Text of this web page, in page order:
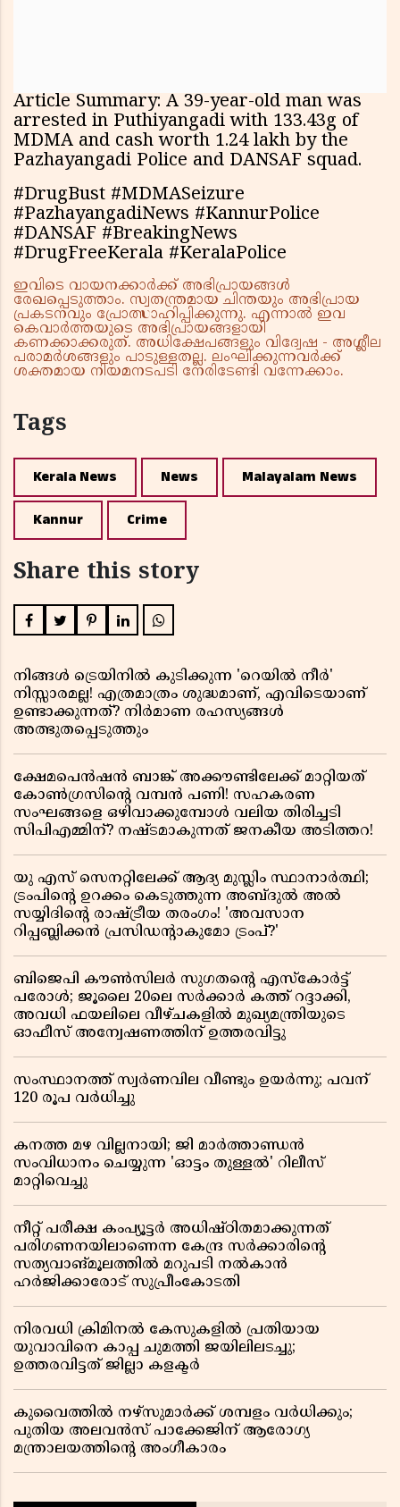
Article Summary: A 39-year-old man was
arrested in Puthiyangadi with 133.43g of
MDMA and cash worth ₹1.24 lakh by the
Pazhayangadi Police and DANSAF squad.
#DrugBust #MDMASeizure
#PazhayangadiNews #KannurPolice
#DANSAF #BreakingNews
#DrugFreeKerala #KeralaPolice
ഇവിടെ വായനക്കാർക്ക് അഭിപ്രായങ്ങൾ
രേഖപ്പെടുത്താം. സ്വതന്ത്രമായ ചിന്തയും അഭിപ്രായ
പ്രകടനവും പ്രോത്സാഹിപ്പിക്കുന്നു. എന്നാൽ ഇവ
കെവാർത്തയുടെ അഭിപ്രായങ്ങളായി
കണക്കാക്കരുത്. അധിക്ഷേപങ്ങളും വിദ്വേഷ - അശ്ലീല
പരാമർശങ്ങളും പാടുള്ളതല്ല. ലംഘിക്കുന്നവർക്ക്
ശക്തമായ നിയമനടപടി നേരിടേണ്ടി വന്നേക്കാം.
Tags
Kerala News News Malayalam News
Kannur Crime
Share this story
നിങ്ങൾ ട്രെയിനിൽ കുടിക്കുന്ന 'റെയിൽ നീർ'
നിസ്സാരമല്ല! എത്രമാത്രം ശുദ്ധമാണ്, എവിടെയാണ്
ഉണ്ടാക്കുന്നത്? നിർമാണ രഹസ്യങ്ങൾ
അത്ഭുതപ്പെടുത്തും
ക്ഷേമപെൻഷൻ ബാങ്ക് അക്കൗണ്ടിലേക്ക് മാറ്റിയത്
കോൺഗ്രസിന്റെ വമ്പൻ പണി! സഹകരണ
സംഘങ്ങളെ ഒഴിവാക്കുമ്പോൾ വലിയ തിരിച്ചടി
സിപിഎമ്മിന്? നഷ്ടമാകുന്നത് ജനകീയ അടിത്തറ!
യു എസ് സെനറ്റിലേക്ക് ആദ്യ മുസ്ലിം സ്ഥാനാർത്ഥി;
ട്രംപിന്റെ ഉറക്കം കെടുത്തുന്ന അബ്ദുൽ അൽ
സയ്യിദിന്റെ രാഷ്ട്രീയ തരംഗം! 'അവസാന
റിപ്പബ്ലിക്കൻ പ്രസിഡന്റാകുമോ ട്രംപ്?'
ബിജെപി കൗൺസിലർ സുഗതന്റെ എസ്‌കോർട്ട്
പരോൾ; ജൂലൈ 20ലെ സർക്കാർ കത്ത് റദ്ദാക്കി,
അവധി ഫയലിലെ വീഴ്ചകളിൽ മുഖ്യമന്ത്രിയുടെ
ഓഫീസ് അന്വേഷണത്തിന് ഉത്തരവിട്ടു
സംസ്ഥാനത്ത് സ്വര്‍ണവില വീണ്ടും ഉയർന്നു; പവന്
120 രൂപ വര്‍ധിച്ചു
കനത്ത മഴ വില്ലനായി; ജി മാർത്താണ്ഡൻ
സംവിധാനം ചെയ്യുന്ന 'ഓട്ടം തുള്ളൽ' റിലീസ്
മാറ്റിവെച്ചു
നീറ്റ് പരീക്ഷ കംപ്യൂട്ടർ അധിഷ്ഠിതമാക്കുന്നത്
പരിഗണനയിലാണെന്ന കേന്ദ്ര സർക്കാരിൻ്റെ
സത്യവാങ്മൂലത്തിൽ മറുപടി നൽകാൻ
ഹർജിക്കാരോട് സുപ്രീംകോടതി
നിരവധി ക്രിമിനൽ കേസുകളിൽ പ്രതിയായ
യുവാവിനെ കാപ്പ ചുമത്തി ജയിലിലടച്ചു;
ഉത്തരവിട്ടത് ജില്ലാ കളക്ടർ
കുവൈത്തിൽ നഴ്‌സുമാർക്ക് ശമ്പളം വർധിക്കും;
പുതിയ അലവൻസ് പാക്കേജിന് ആരോഗ്യ
മന്ത്രാലയത്തിൻ്റെ അംഗീകാരം